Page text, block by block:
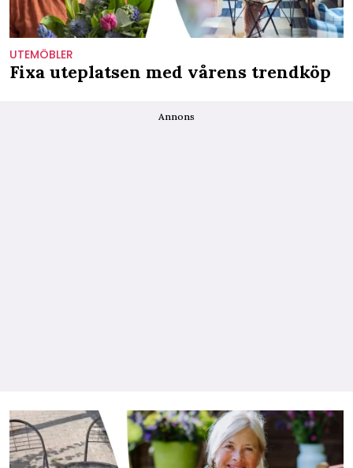
UTEMÖBLER
Fixa uteplatsen med vårens trendköp
Annons